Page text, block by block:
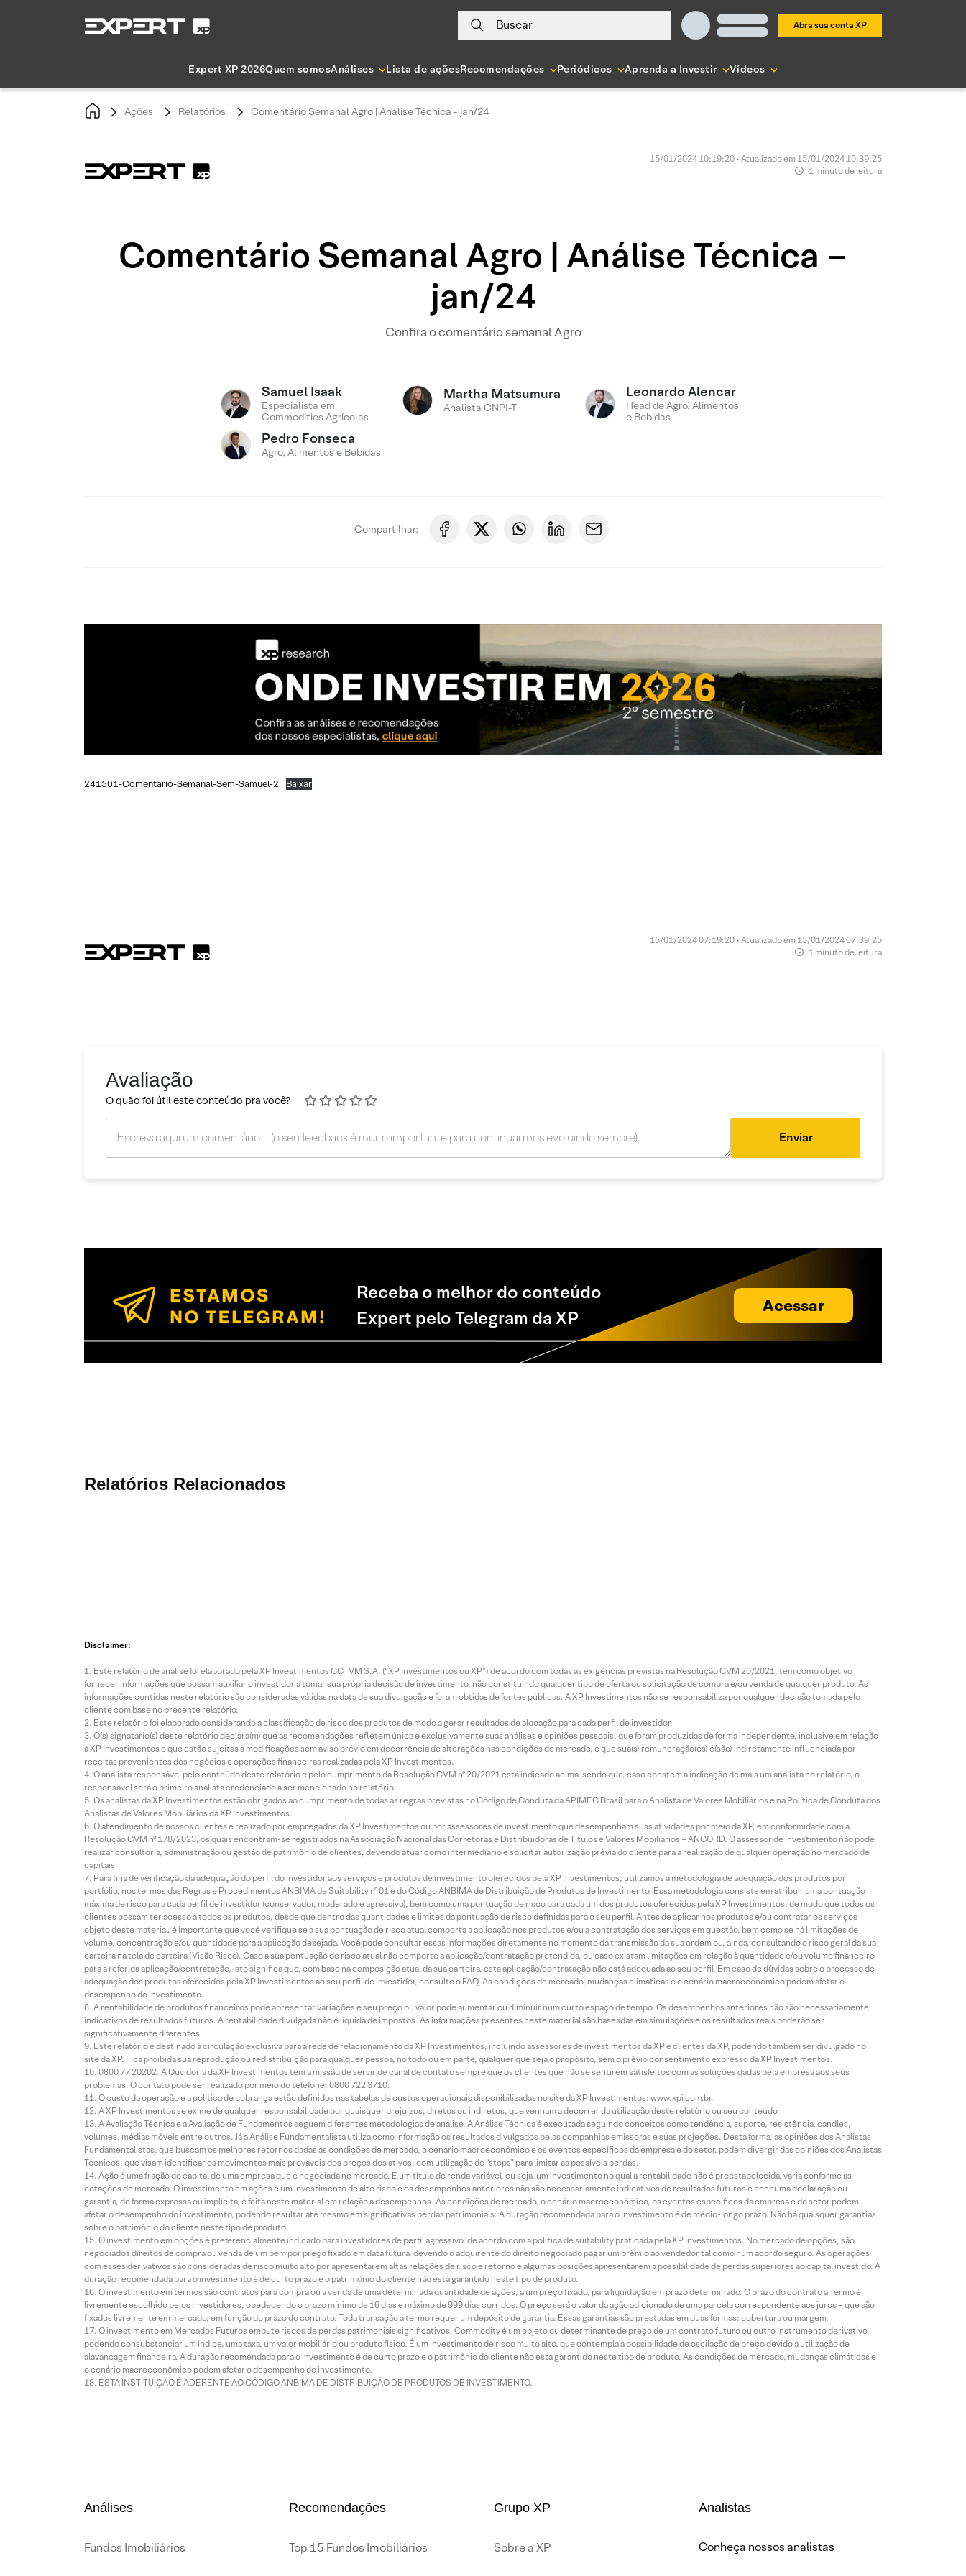
Buscar Abra sua conta XP
Expert XP 2026Quem somosAnálises Lista de açõesRecomendações Periódicos Aprenda a Investir Vídeos
Ações Relatórios Comentário Semanal Agro | Análise Técnica - jan/24
15/01/2024 10:19:20 • Atualizado em 15/01/2024 10:39:25
1 minuto de leitura
Comentário Semanal Agro | Análise Técnica –
jan/24
Confira o comentário semanal Agro
Samuel Isaak
Especialista em
Commodities Agrícolas
Martha Matsumura
Analista CNPI-T
Leonardo Alencar
Head de Agro, Alimentos
e Bebidas
Pedro Fonseca
Agro, Alimentos e Bebidas
Compartilhar:
241501-Comentario-Semanal-Sem-Samuel-2 Baixar
15/01/2024 07:19:20 • Atualizado em 15/01/2024 07:39:25
1 minuto de leitura
Avaliação
O quão foi útil este conteúdo pra você?
Enviar
Receba o melhor do conteúdo
Expert pelo Telegram da XP
Acessar
Relatórios Relacionados
mins de
Bens
de
Capital:
Exporta
ções de
GTD
para os
EUA
voltam
a
ganhar
momen
tum
Fleury
(FLRY3
):
Compa
rações
mais
desafia
doras
adiante
; D&A
deve
perman
ecer
nos
níveis
atuais
Multipla
n
(MULT
3):
Colhen
do os
benefíci
os dos
investi
mentos
recente
s
MRV
(MRVE
Destrav
ando
valor
com
uma
de
ativos
de R$
2,1
bilhões
WEG
(WEGE
Que
Ponto
Estamo
s no
Ciclo
Cresci
mento?
Utilities
:
Pacote
de
Resulta
2T26 –
ENGI e
Petrobr
as |
Resulta
dos do
2T26:
das
expecta
El Niño
pode
perdas
acima
bilhões
para
veis no
Brasil;
veja o
Radar
Energia
XP |
Agosto
PetroR
econca
(RECV
3) |
dos do
2T26:
dos em
linha
Disclaimer:
Este relatório de análise foi elaborado pela XP Investimentos CCTVM S.A. (“XP Investimentos ou XP”) de acordo com todas as exigências previstas na Resolução CVM 20/2021, tem como objetivo
fornecer informações que possam auxiliar o investidor a tomar sua própria decisão de investimento, não constituindo qualquer tipo de oferta ou solicitação de compra e/ou venda de qualquer produto. As
informações contidas neste relatório são consideradas válidas na data de sua divulgação e foram obtidas de fontes públicas. A XP Investimentos não se responsabiliza por qualquer decisão tomada pelo
cliente com base no presente relatório.
Este relatório foi elaborado considerando a classificação de risco dos produtos de modo a gerar resultados de alocação para cada perfil de investidor.
O(s) signatário(s) deste relatório declara(m) que as recomendações refletem única e exclusivamente suas análises e opiniões pessoais, que foram produzidas de forma independente, inclusive em relação
à XP Investimentos e que estão sujeitas a modificações sem aviso prévio em decorrência de alterações nas condições de mercado, e que sua(s) remuneração(es) é(são) indiretamente influenciada por
receitas provenientes dos negócios e operações financeiras realizadas pela XP Investimentos.
O analista responsável pelo conteúdo deste relatório e pelo cumprimento da Resolução CVM nº 20/2021 está indicado acima, sendo que, caso constem a indicação de mais um analista no relatório, o
responsável será o primeiro analista credenciado a ser mencionado no relatório.
Os analistas da XP Investimentos estão obrigados ao cumprimento de todas as regras previstas no Código de Conduta da APIMEC Brasil para o Analista de Valores Mobiliários e na Política de Conduta dos
Analistas de Valores Mobiliários da XP Investimentos.
O atendimento de nossos clientes é realizado por empregados da XP Investimentos ou por assessores de investimento que desempenham suas atividades por meio da XP, em conformidade com a
Resolução CVM nº 178/2023, os quais encontram-se registrados na Associação Nacional das Corretoras e Distribuidoras de Títulos e Valores Mobiliários – ANCORD. O assessor de investimento não pode
realizar consultoria, administração ou gestão de patrimônio de clientes, devendo atuar como intermediário e solicitar autorização prévia do cliente para a realização de qualquer operação no mercado de
capitais.
Para fins de verificação da adequação do perfil do investidor aos serviços e produtos de investimento oferecidos pela XP Investimentos, utilizamos a metodologia de adequação dos produtos por
portfólio, nos termos das Regras e Procedimentos ANBIMA de Suitability nº 01 e do Código ANBIMA de Distribuição de Produtos de Investimento. Essa metodologia consiste em atribuir uma pontuação
máxima de risco para cada perfil de investidor (conservador, moderado e agressivo), bem como uma pontuação de risco para cada um dos produtos oferecidos pela XP Investimentos, de modo que todos os
clientes possam ter acesso a todos os produtos, desde que dentro das quantidades e limites da pontuação de risco definidas para o seu perfil. Antes de aplicar nos produtos e/ou contratar os serviços
objeto deste material, é importante que você verifique se a sua pontuação de risco atual comporta a aplicação nos produtos e/ou a contratação dos serviços em questão, bem como se há limitações de
volume, concentração e/ou quantidade para a aplicação desejada. Você pode consultar essas informações diretamente no momento da transmissão da sua ordem ou, ainda, consultando o risco geral da sua
carteira na tela de carteira (Visão Risco). Caso a sua pontuação de risco atual não comporte a aplicação/contratação pretendida, ou caso existam limitações em relação à quantidade e/ou volume financeiro
para a referida aplicação/contratação, isto significa que, com base na composição atual da sua carteira, esta aplicação/contratação não está adequada ao seu perfil. Em caso de dúvidas sobre o processo de
adequação dos produtos oferecidos pela XP Investimentos ao seu perfil de investidor, consulte o FAQ. As condições de mercado, mudanças climáticas e o cenário macroeconômico podem afetar o
desempenho do investimento.
A rentabilidade de produtos financeiros pode apresentar variações e seu preço ou valor pode aumentar ou diminuir num curto espaço de tempo. Os desempenhos anteriores não são necessariamente
indicativos de resultados futuros. A rentabilidade divulgada não é líquida de impostos. As informações presentes neste material são baseadas em simulações e os resultados reais poderão ser
significativamente diferentes.
Este relatório é destinado à circulação exclusiva para a rede de relacionamento da XP Investimentos, incluindo assessores de investimentos da XP e clientes da XP, podendo também ser divulgado no
site da XP. Fica proibida sua reprodução ou redistribuição para qualquer pessoa, no todo ou em parte, qualquer que seja o propósito, sem o prévio consentimento expresso da XP Investimentos.
0800 77 20202. A Ouvidoria da XP Investimentos tem a missão de servir de canal de contato sempre que os clientes que não se sentirem satisfeitos com as soluções dadas pela empresa aos seus
problemas. O contato pode ser realizado por meio do telefone: 0800 722 3710.
O custo da operação e a política de cobrança estão definidos nas tabelas de custos operacionais disponibilizadas no site da XP Investimentos: www.xpi.com.br.
A XP Investimentos se exime de qualquer responsabilidade por quaisquer prejuízos, diretos ou indiretos, que venham a decorrer da utilização deste relatório ou seu conteúdo.
A Avaliação Técnica e a Avaliação de Fundamentos seguem diferentes metodologias de análise. A Análise Técnica é executada seguindo conceitos como tendência, suporte, resistência, candles,
volumes, médias móveis entre outros. Já a Análise Fundamentalista utiliza como informação os resultados divulgados pelas companhias emissoras e suas projeções. Desta forma, as opiniões dos Analistas
Fundamentalistas, que buscam os melhores retornos dadas as condições de mercado, o cenário macroeconômico e os eventos específicos da empresa e do setor, podem divergir das opiniões dos Analistas
Técnicos, que visam identificar os movimentos mais prováveis dos preços dos ativos, com utilização de “stops” para limitar as possíveis perdas.
Ação é uma fração do capital de uma empresa que é negociada no mercado. É um título de renda variável, ou seja, um investimento no qual a rentabilidade não é preestabelecida, varia conforme as
cotações de mercado. O investimento em ações é um investimento de alto risco e os desempenhos anteriores não são necessariamente indicativos de resultados futuros e nenhuma declaração ou
garantia, de forma expressa ou implícita, é feita neste material em relação a desempenhos. As condições de mercado, o cenário macroeconômico, os eventos específicos da empresa e do setor podem
afetar o desempenho do investimento, podendo resultar até mesmo em significativas perdas patrimoniais. A duração recomendada para o investimento é de médio-longo prazo. Não há quaisquer garantias
sobre o patrimônio do cliente neste tipo de produto.
O investimento em opções é preferencialmente indicado para investidores de perfil agressivo, de acordo com a política de suitability praticada pela XP Investimentos. No mercado de opções, são
negociados direitos de compra ou venda de um bem por preço fixado em data futura, devendo o adquirente do direito negociado pagar um prêmio ao vendedor tal como num acordo seguro. As operações
com esses derivativos são consideradas de risco muito alto por apresentarem altas relações de risco e retorno e algumas posições apresentarem a possibilidade de perdas superiores ao capital investido. A
duração recomendada para o investimento é de curto prazo e o patrimônio do cliente não está garantido neste tipo de produto.
O investimento em termos são contratos para compra ou a venda de uma determinada quantidade de ações, a um preço fixado, para liquidação em prazo determinado. O prazo do contrato a Termo é
livremente escolhido pelos investidores, obedecendo o prazo mínimo de 16 dias e máximo de 999 dias corridos. O preço será o valor da ação adicionado de uma parcela correspondente aos juros – que são
fixados livremente em mercado, em função do prazo do contrato. Toda transação a termo requer um depósito de garantia. Essas garantias são prestadas em duas formas: cobertura ou margem.
O investimento em Mercados Futuros embute riscos de perdas patrimoniais significativos. Commodity é um objeto ou determinante de preço de um contrato futuro ou outro instrumento derivativo,
podendo consubstanciar um índice, uma taxa, um valor mobiliário ou produto físico. É um investimento de risco muito alto, que contempla a possibilidade de oscilação de preço devido à utilização de
alavancagem financeira. A duração recomendada para o investimento é de curto prazo e o patrimônio do cliente não está garantido neste tipo de produto. As condições de mercado, mudanças climáticas e
o cenário macroeconômico podem afetar o desempenho do investimento.
ESTA INSTITUIÇÃO É ADERENTE AO CÓDIGO ANBIMA DE DISTRIBUIÇÃO DE PRODUTOS DE INVESTIMENTO.
Análises
Fundos Imobiliários
Recomendações
Top 15 Fundos Imobiliários
Grupo XP
Sobre a XP
Analistas
Conheça nossos analistas